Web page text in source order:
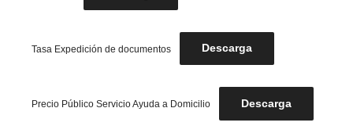
Tasa Expedición de documentos Descarga
Precio Público Servicio Ayuda a Domicilio Descarga